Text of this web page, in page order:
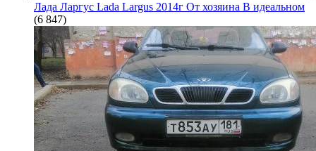
Лада Ларгус Lada Largus 2014г От хозяина В идеальном
(6 847)